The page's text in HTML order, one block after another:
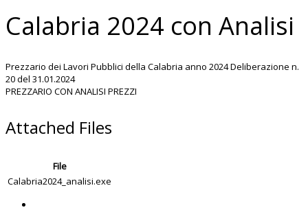
Calabria 2024 con Analisi
Prezzario dei Lavori Pubblici della Calabria anno 2024 Deliberazione n.
20 del 31.01.2024
PREZZARIO CON ANALISI PREZZI
Attached Files
File
Calabria2024_analisi.exe